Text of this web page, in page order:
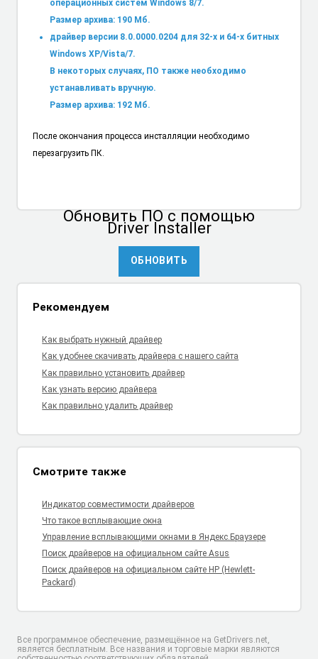
операционных систем Windows 8/7.
Размер архива: 190 Мб.
драйвер версии 8.0.0000.0204 для 32-х и 64-х битных
Windows XP/Vista/7.
В некоторых случаях, ПО также необходимо
устанавливать вручную.
Размер архива: 192 Мб.
После окончания процесса инсталляции необходимо
перезагрузить ПК.
Обновить ПОс помощью
Driver Installer
ОБНОВИТЬ
Рекомендуем
Как выбрать нужный драйвер
Как удобнее скачивать драйвера с нашего сайта
Как правильно установить драйвер
Как узнать версию драйвера
Как правильно удалить драйвер
Смотрите также
Индикатор совместимости драйверов
Что такое всплывающие окна
Управление всплывающими окнами в Яндекс.Браузере
Поиск драйверов на официальном сайте Asus
Поиск драйверов на официальном сайте HP (Hewlett-
Packard)
Все программное обеспечение, размещённое на GetDrivers.net,
является бесплатным. Все названия и торговые марки являются